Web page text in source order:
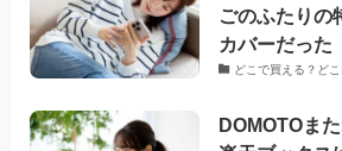
ごのふたりの
カバーだった
どこで買える？ど
DOMOTOま